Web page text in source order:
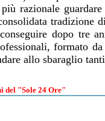
razionale
dopo tre
formato
allo sbaraglio
del "Sole 24 Ore"